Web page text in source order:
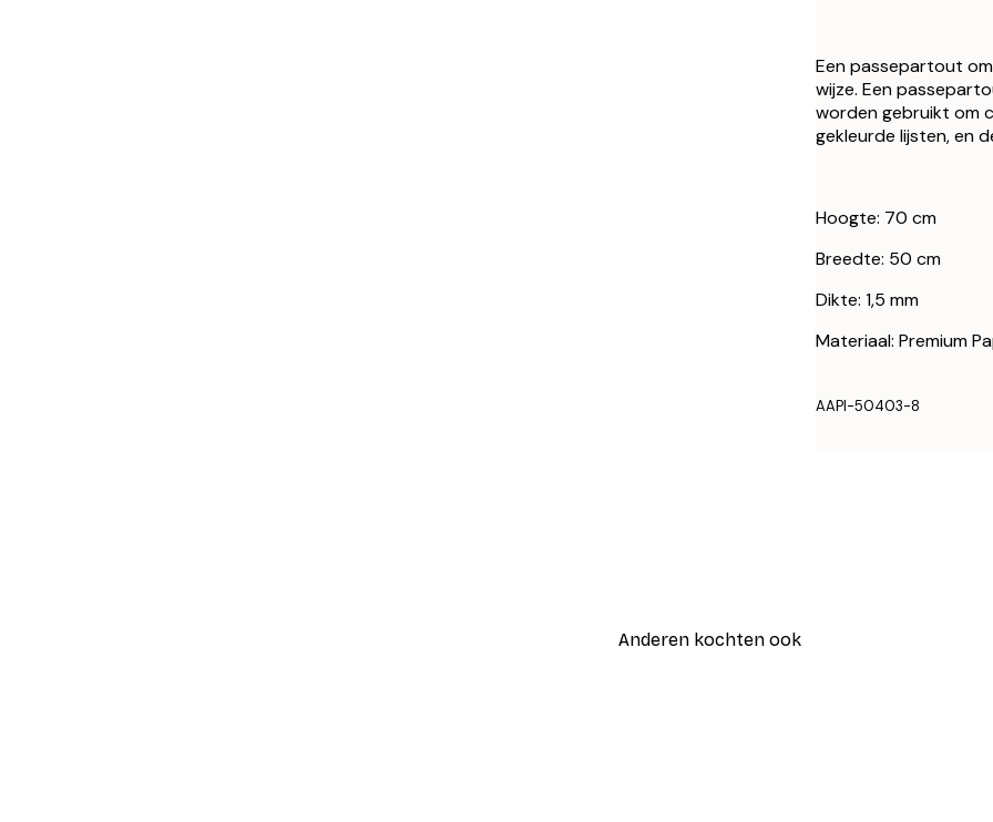
Een passepartout
wijze. Een
worden gebruikt om
gekleurde lijsten, en
Hoogte: 70 cm
Breedte: 50 cm
Dikte: 1,5 mm
Materiaal: Premium
AAPI-50403-8
Anderen kochten ook